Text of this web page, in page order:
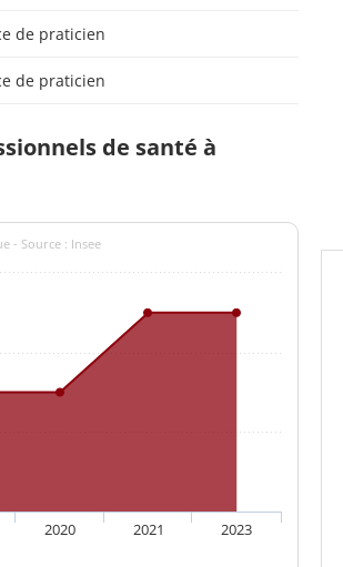
de praticien
de praticien
de santé à
- Source : Insee
2020 2021 2023